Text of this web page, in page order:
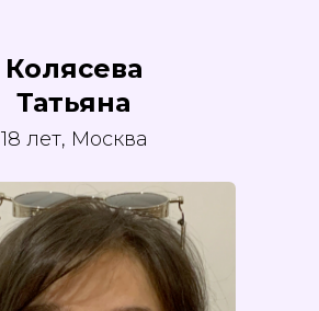
Колясева
Татьяна
18 лет, Москва